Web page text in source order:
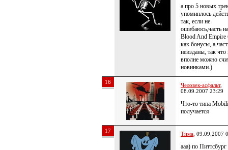
а про 5 новых
упоминлось
так, если не
ошибаюсь,часть
Blood And Empire
как бонусы, а
неизданы, так что
вполне можно
новинками.)
16 Человек-асфальт,
08.09.2007 23:29
Что-то типа
получается
17 Тима , 09.09.2007
ааа) по